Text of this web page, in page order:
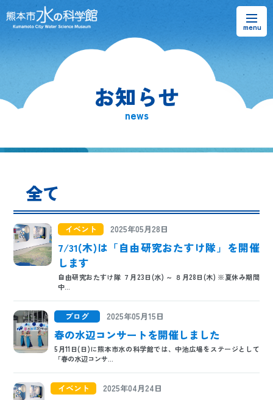
熊本市水の科学館とは
お問い合わせ
日本語 ENGLISH 中文 한국어
お知らせ
news
全て
イベント 2025年05月28日
7/31(木)は「自由研究おたすけ隊」を開催
します
自由研究おたすけ隊 ７月23日(水) ～ ８月28日(木) ※夏休み期間
中...
ブログ 2025年05月15日
春の水辺コンサートを開催しました
5月11日(日)に熊本市水の科学館では、中池広場をステージとして
「春の水辺コンサ...
イベント 2025年04月24日